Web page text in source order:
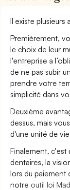
Il existe plusieurs
Premièrement,
le choix de leur
l'entreprise a
de ne pas subir
prendre votre
simplicité dans
Deuxième
dessus, mais
d'une unité de
Finalement, c'est
dentaires, la
lors du paiement
notre outil loi